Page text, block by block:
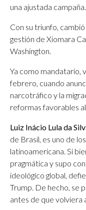
una ajustada campaña.
Con su triunfo,
gestión de Xiomara
Washington.
Ya como mandatario,
febrero, cuando
narcotráfico y la
reformas favorables
Luiz Inácio Lula da
de Brasil, es uno de
latinoamericana. Si
pragmática y supo
ideológico global,
Trump. De hecho, se
antes de que volviera